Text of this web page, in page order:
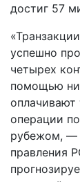
достиг 57
успешно
четырех
помощью
операции
рубежом, —
правления